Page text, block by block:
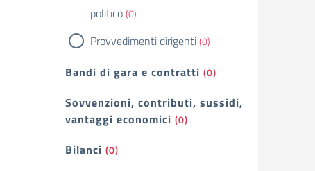
politico(0)
Provvedimenti dirigenti(0)
Bandi di gara e contratti (0)
Sovvenzioni, contributi, sussidi,
vantaggi economici (0)
Bilanci (0)